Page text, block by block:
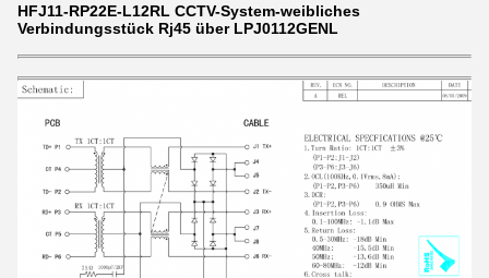
HFJ11-RP22E-L12RL CCTV-System-weibliches
Verbindungsstück Rj45 über LPJ0112GENL